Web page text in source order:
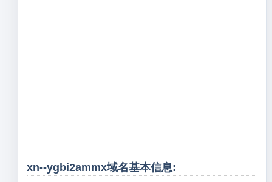
xn--ygbi2ammx域名基本信息: